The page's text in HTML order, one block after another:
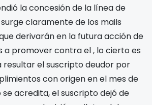
la concesión de la línea de
claramente de los mails
derivarán en la futura acción de
a promover contra el, lo cierto es
resultar el suscripto deudor por
con origen en el mes de
se acredita, el suscripto dejó de